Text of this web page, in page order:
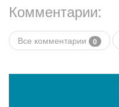
Комментарии:
Все комментарии 0